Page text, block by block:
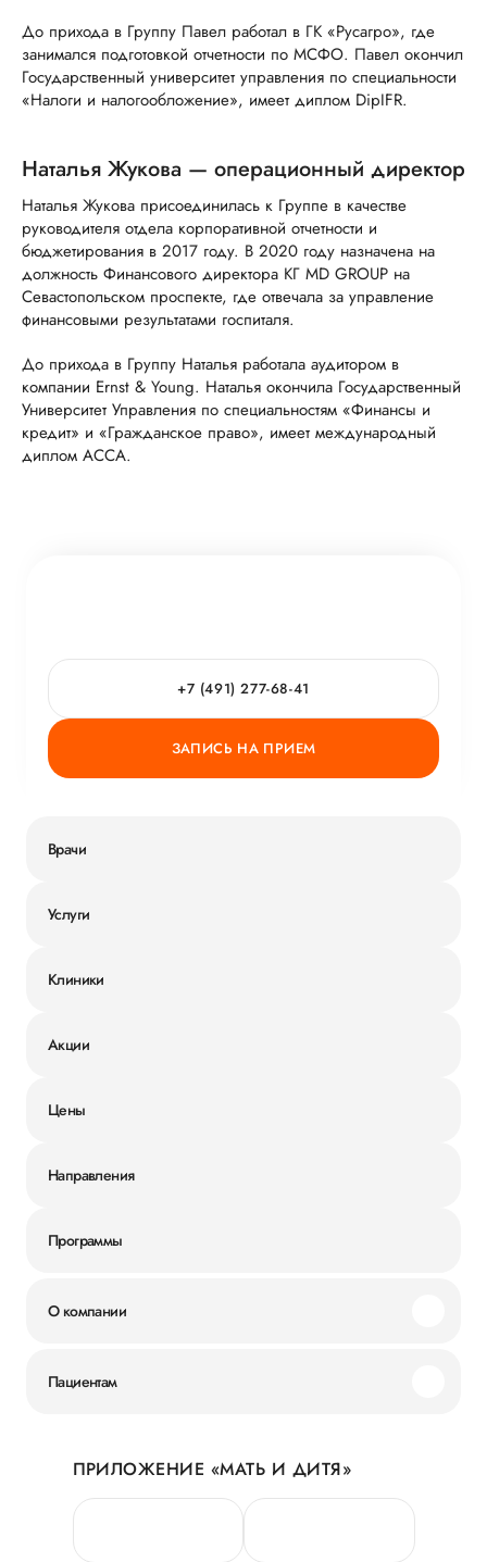
До прихода в Группу Павел работал в ГК «Русагро», где
занимался подготовкой отчетности по МСФО. Павел окончил
Государственный университет управления по специальности
«Налоги и налогообложение», имеет диплом DipIFR.
Наталья Жукова — операционный директор
Наталья Жукова присоединилась к Группе в качестве
руководителя отдела корпоративной отчетности и
бюджетирования в 2017 году. В 2020 году назначена на
должность Финансового директора КГ MD GROUP на
Севастопольском проспекте, где отвечала за управление
финансовыми результатами госпиталя.
До прихода в Группу Наталья работала аудитором в
компании Ernst & Young. Наталья окончила Государственный
Университет Управления по специальностям «Финансы и
кредит» и «Гражданское право», имеет международный
диплом ACCA.
+7 (491) 277-68-41
ЗАПИСЬ НА ПРИЕМ
Врачи
Услуги
Клиники
Акции
Цены
Направления
Программы
О компании
Новости
Руководство
Сотрудничество
Пациентам
Личный кабинет
Персональные данные
Горячая линия качества
ПРИЛОЖЕНИЕ «МАТЬ И ДИТЯ»